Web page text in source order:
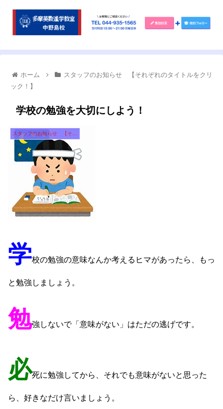
ホーム
スタッフのお知らせ 【それぞれのタイトルをクリ
ック！】
学校の勉強を大切にしよう！
学校の勉強の意味なんか考えるヒマがあったら、もっ
と勉強しましょう。
勉強しないで「意味がない」はただの逃げです。
必死に勉強してから、それでも意味がないと思った
ら、好きなだけ言いましょう。